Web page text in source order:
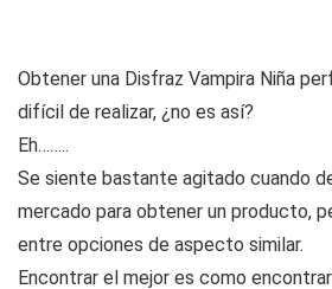
Obtener una Disfraz Vampira Niña
difícil de realizar, ¿no es así?
Eh……..
Se siente bastante agitado cuando
mercado para obtener un producto,
entre opciones de aspecto similar.
Encontrar el mejor es como